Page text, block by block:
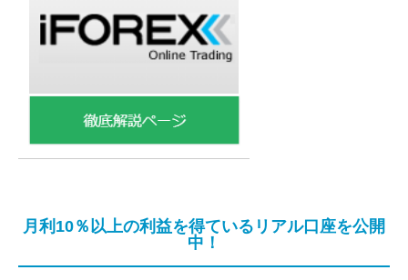
月利10％以上の利益を得ているリアル口座を公開
中！